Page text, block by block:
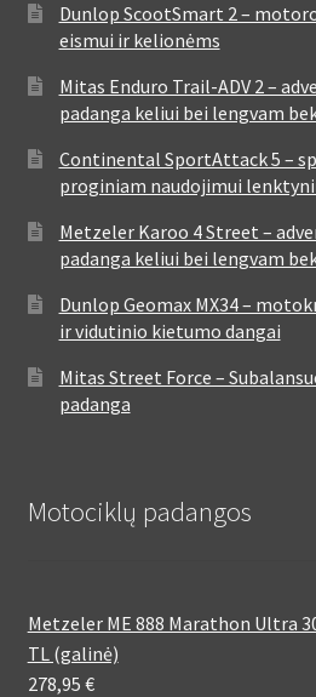
Dunlop ScootSmart 2 –
eismui ir kelionėms
Mitas Enduro Trail-ADV 2 –
padanga keliui bei lengvam
Continental SportAttack 5 –
proginiam naudojimui
Metzeler Karoo 4 Street –
padanga keliui bei lengvam
Dunlop Geomax MX34 –
ir vidutinio kietumo dangai
Mitas Street Force –
padanga
Motociklų padangos
Metzeler ME 888 Marathon Ultra
TL (galinė)
278,95 €